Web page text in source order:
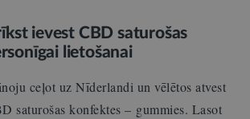
ievest CBD saturošas
lietošanai
ceļot uz Nīderlandi un vēlētos atvest
saturošas konfektes – gummies. Lasot